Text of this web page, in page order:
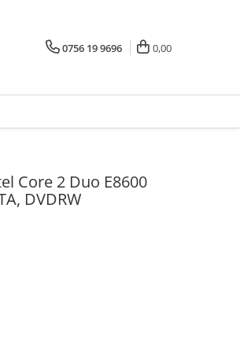
0756 19 9696 0,00
Core 2 Duo E8600
DVDRW